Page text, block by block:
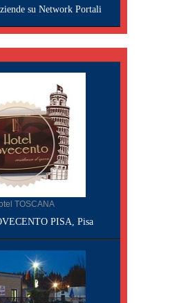
su Network Portali
TOSCANA
PISA, Pisa